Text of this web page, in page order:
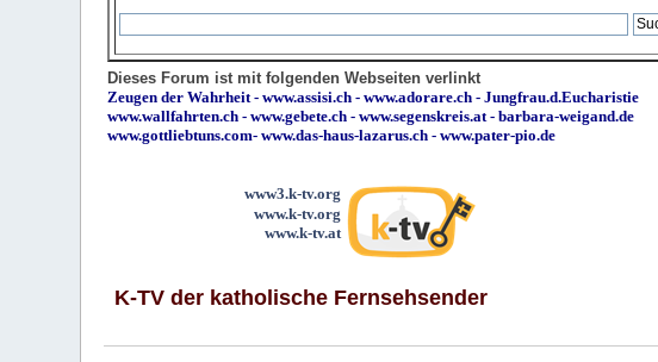
Dieses Forum ist mit folgenden Webseiten verlinkt
Zeugen der Wahrheit-www.assisi.ch -www.adorare.ch -Jungfrau.d.Eucharistie
www.wallfahrten.ch -www.gebete.ch -www.segenskreis.at-barbara-weigand.de
www.gottliebtuns.com-www.das-haus-lazarus.ch - www.pater-pio.de
www3.k-tv.org
www.k-tv.org
www.k-tv.at
K-TV der katholische Fernsehsender